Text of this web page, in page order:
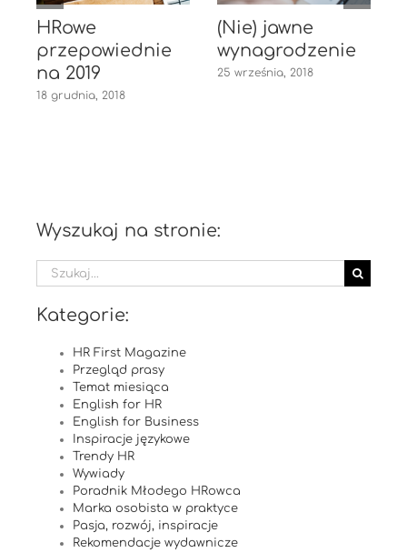
HRowe
przepowiednie
na 2019
18 grudnia, 2018
(Nie) jawne
wynagrodzenie
25 września, 2018
Wyszukaj na stronie:
Szukaj
Kategorie:
HR First Magazine
Przegląd prasy
Temat miesiąca
English for HR
English for Business
Inspiracje językowe
Trendy HR
Wywiady
Poradnik Młodego HRowca
Marka osobista w praktyce
Pasja, rozwój, inspiracje
Rekomendacje wydawnicze